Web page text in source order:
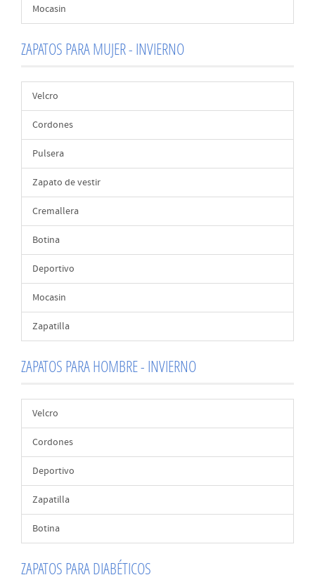
Mocasin
ZAPATOS PARA MUJER - INVIERNO
Velcro
Cordones
Pulsera
Zapato de vestir
Cremallera
Botina
Deportivo
Mocasin
Zapatilla
ZAPATOS PARA HOMBRE - INVIERNO
Velcro
Cordones
Deportivo
Zapatilla
Botina
ZAPATOS PARA DIABÉTICOS